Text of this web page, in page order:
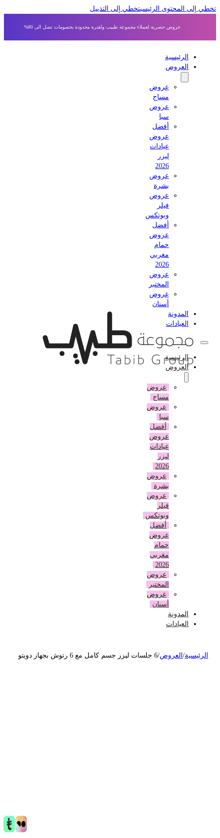
إلى المحتوى الرئيسي تخطي إلى التذييل
عروض حصرية لعملاء مجموعة طبيب ولفترة محدودة بخصومات تصل الى 80%
الرئيسية
العروض
عروض
مساج
عروض
أفضل
عروض
عيادات
عروض
بشرة
عروض
وبوتكس
أفضل
عروض
حمام
مغربي
عروض
المختبر
عروض
أسنان
المدونة
العيادات
الرئيسية
العروض
عروض
مساج
عروض
أفضل
عروض
عيادات
عروض
بشرة
عروض
وبوتكس
أفضل
عروض
حمام
مغربي
عروض
المختبر
عروض
أسنان
المدونة
العيادات
/العروض 6 جلسات ليزر جسم كامل مع 6 رتوش بجهاز دويتو